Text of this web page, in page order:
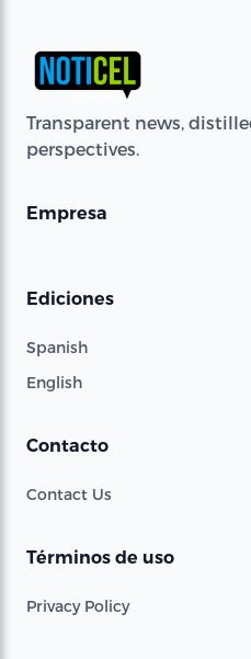
Transparent news,
perspectives.
Empresa
Ediciones
Spanish
English
Contacto
Contact Us
Términos de uso
Privacy Policy